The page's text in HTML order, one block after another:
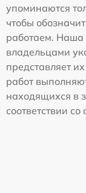
упоминаются
чтобы
работаем.
владельцами
представляет
работ
находящихся в
соответствии